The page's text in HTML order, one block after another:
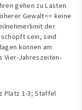
gehen zu Lasten
Gewalt<< keine
der
sein, sind
können am
Vier-Jahreszeiten-
Platz 1-3; Staffel